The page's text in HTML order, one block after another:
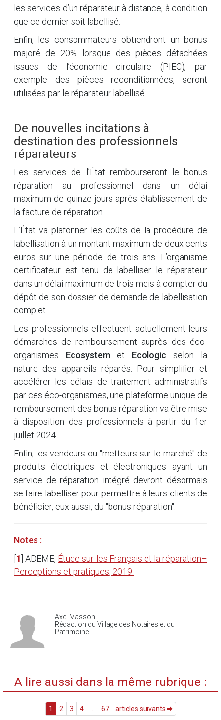
les services d’un réparateur à distance, à condition
que ce dernier soit labellisé.
Enfin, les consommateurs obtiendront un bonus
majoré de 20% lorsque des pièces détachées
issues de l’économie circulaire (PIEC), par
exemple des pièces reconditionnées, seront
utilisées par le réparateur labellisé.
De nouvelles incitations à
destination des professionnels
réparateurs
Les services de l’État rembourseront le bonus
réparation au professionnel dans un délai
maximum de quinze jours après établissement de
la facture de réparation.
L’État va plafonner les coûts de la procédure de
labellisation à un montant maximum de deux cents
euros sur une période de trois ans. L’organisme
certificateur est tenu de labelliser le réparateur
dans un délai maximum de trois mois à compter du
dépôt de son dossier de demande de labellisation
complet.
Les professionnels effectuent actuellement leurs
démarches de remboursement auprès des éco-
organismes Ecosystem et Ecologic selon la
nature des appareils réparés. Pour simplifier et
accélérer les délais de traitement administratifs
par ces éco-organismes, une plateforme unique de
remboursement des bonus réparation va être mise
à disposition des professionnels à partir du 1er
juillet 2024.
Enfin, les vendeurs ou "metteurs sur le marché" de
produits électriques et électroniques ayant un
service de réparation intégré devront désormais
se faire labelliser pour permettre à leurs clients de
bénéficier, eux aussi, du "bonus réparation".
Notes :
1 ]ADEME, Étude sur les Français et la réparation–
Perceptions et pratiques, 2019.
Axel Masson
Rédaction du Village des Notaires et du
Patrimoine
A lire aussi dans la même rubrique :
1 2 3 4 67 articles suivants